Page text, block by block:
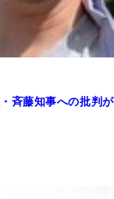
斉藤知事への批判が